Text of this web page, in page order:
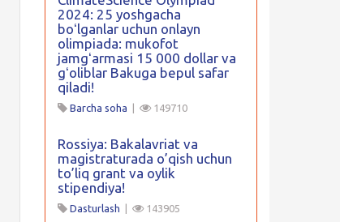
2024: 25 yoshgacha
boʻlganlar uchun onlayn
olimpiada: mukofot
jamgʻarmasi 15 000 dollar va
gʻoliblar Bakuga bepul safar
qiladi!
Barcha soha 149710
Rossiya: Bakalavriat va
magistraturada o’qish uchun
to’liq grant va oylik
stipendiya!
Dasturlash 143905